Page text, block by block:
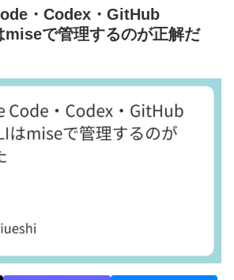
・Codex・GitHub
で管理するのが正解だ